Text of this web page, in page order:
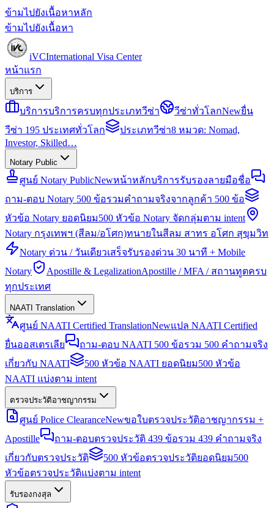
ข้ามไปยังเนื้อหาหลัก
ข้ามไปยังเนื้อหา
iVCInternational Visa Center
หน้าแรก
บริการ
บริการบริการครบทุกประเภทวีซ่า วีซ่าทั่วโลกNewยื่น
วีซ่า 195 ประเทศทั่วโลก
ประเภทวีซ่า8 หมวด: Nomad,
Investor, Skilled…
Notary Public
ศูนย์ Notary PublicNewหน้าหลักบริการรับรองลายมือชื่อ
ถาม-ตอบ Notary 500 ข้อรวมคำถามจริงจากลูกค้า 500 ข้อ
หัวข้อ Notary ยอดนิยม500 หัวข้อ Notary จัดกลุ่มตาม intent
Notary กรุงเทพฯ (สีลม/อโศก)ทนายในสีลม สาทร อโศก สุขุมวิท
Notary ด่วน / วันเดียวเสร็จรับรองด่วน 30 นาที + Mobile
Notary
Apostille & LegalizationApostille / MFA / สถานทูตครบ
ทุกประเทศ
NAATI Translation
ศูนย์ NAATI Certified TranslationNewแปล NAATI Certified
ยื่นออสเตรเลีย
ถาม-ตอบ NAATI 500 ข้อรวม 500 คำถามจริง
เกี่ยวกับ NAATI
500 หัวข้อ NAATI ยอดนิยม500 หัวข้อ
NAATI แบ่งตาม intent
ตรวจประวัติอาชญากรรม
ศูนย์ Police ClearanceNewขอใบตรวจประวัติอาชญากรรม +
Apostille
ถาม-ตอบตรวจประวัติ 439 ข้อรวม 439 คำถามจริง
เกี่ยวกับตรวจประวัติ
500 หัวข้อตรวจประวัติยอดนิยม500
หัวข้อตรวจประวัติแบ่งตาม intent
รับรองกงสุล